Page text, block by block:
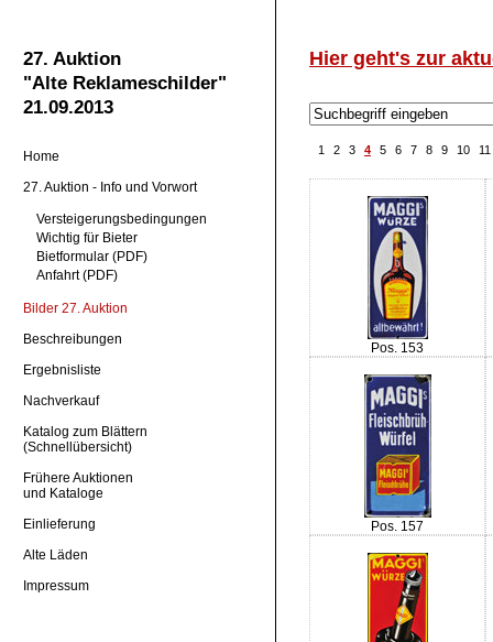
27. Auktion
"Alte Reklameschilder"
21.09.2013
Home
27. Auktion - Info und Vorwort
Versteigerungsbedingungen
Wichtig für Bieter
Bietformular (PDF)
Anfahrt (PDF)
Bilder 27. Auktion
Beschreibungen
Ergebnisliste
Nachverkauf
Katalog zum Blättern
(Schnellübersicht)
Frühere Auktionen
und Kataloge
Einlieferung
Alte Läden
Impressum
Hier geht's zur
1 2 3 4 5 6 7 8 9 10 11
Pos. 153
Pos. 157